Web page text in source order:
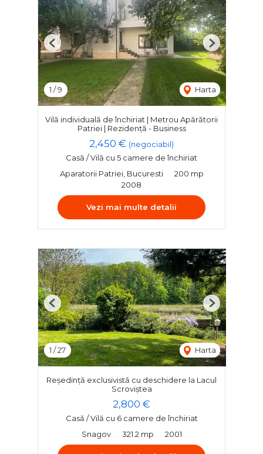
1 /9 Harta
Previous Next
Vilă individuală de închiriat | Metrou Apărătorii
Patriei | Rezidență - Business
2,450 € (negociabil)
Casă / Vilă cu 5 camere de închiriat
Aparatorii Patriei, Bucuresti
200 mp
2008
Vezi mai multe detalii
1 /27 Harta
Previous Next
Reședință exclusivistă cu deschidere la Lacul
Scroviștea
2,800 €
Casă / Vilă cu 6 camere de închiriat
Snagov
321.2 mp 2001